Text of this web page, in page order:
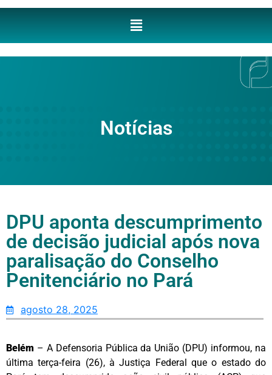
Notícias
DPU aponta descumprimento
de decisão judicial após nova
paralisação do Conselho
Penitenciário no Pará
agosto 28, 2025
Belém – A Defensoria Pública da União (DPU) informou, na
última terça-feira (26), à Justiça Federal que o estado do